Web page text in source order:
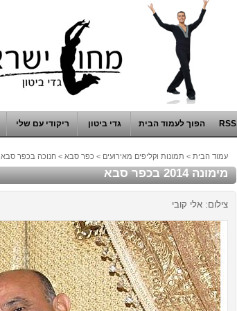
RSS הפוך לעמוד הבית גדי ביטון ריקודי עם שלי
עמוד הבית > תמונות וקליפים מאירועים > כפר סבא > חנוכה בכפר סבא 9.12.12
מימונה 2014 בכפר סבא
צילום: אלי קובי